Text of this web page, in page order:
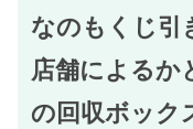
なのもくじ
店舗によるか
の回収ボック